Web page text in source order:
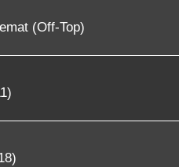
(Off-Top)